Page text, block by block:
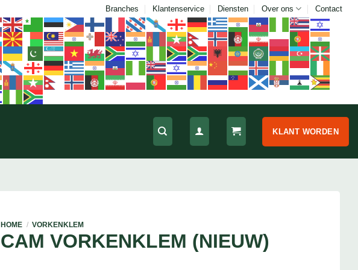
Branches Klantenservice Diensten Over ons Contact
KLANT WORDEN
HOME / VORKENKLEM
CAM VORKENKLEM (NIEUW)